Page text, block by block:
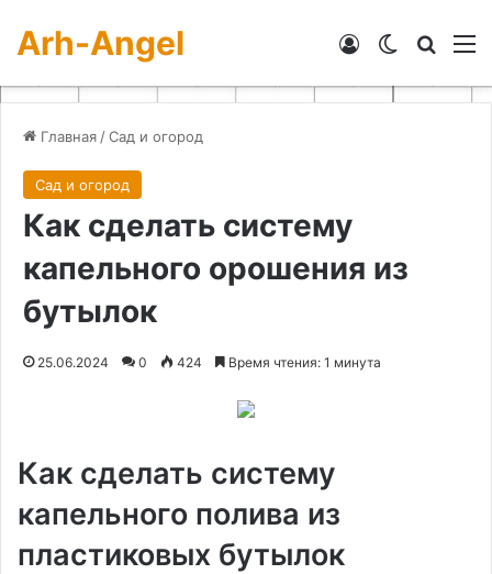
Arh-Angel Switch skin
Войти
Главная /Сад и огород
Сад и огород
Как сделать систему
капельного орошения из
бутылок
25.06.2024 0 424 Время чтения: 1 минута
Как сделать систему
капельного полива из
пластиковых бутылок